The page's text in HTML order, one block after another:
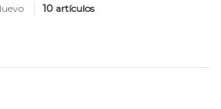
10 artículos